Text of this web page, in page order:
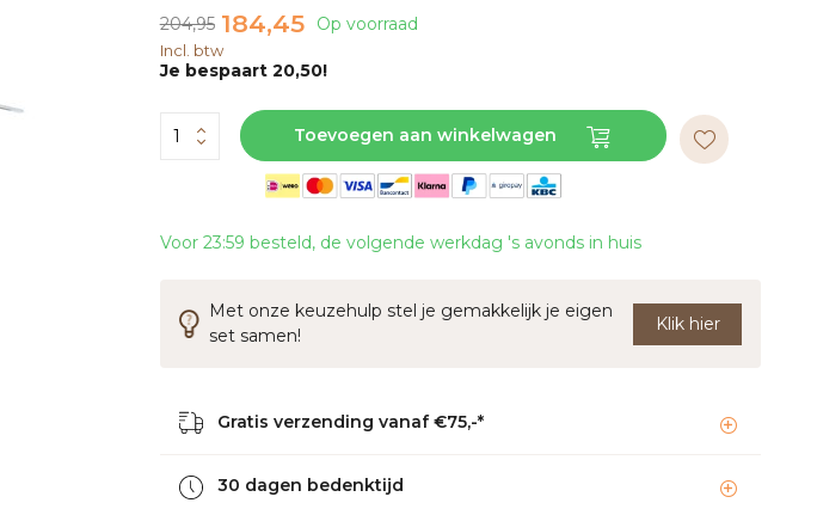
204,95 184,45 Op voorraad
Incl. btw
Je bespaart 20,50!
Toevoegen aan winkelwagen
Voor 23:59 besteld, de volgende werkdag 's avonds in huis
Met onze keuzehulp stel je gemakkelijk je eigen
set samen!
Klik hier
Gratis verzending vanaf €75,-*
30 dagen bedenktijd